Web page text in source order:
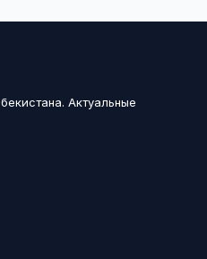
Актуальные